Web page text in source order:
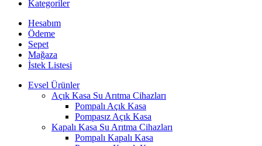
Kategoriler
Hesabım
Ödeme
Sepet
Mağaza
İstek Listesi
Evsel Ürünler
Açık Kasa Su Arıtma Cihazları
Pompalı Açık Kasa
Pompasız Açık Kasa
Kapalı Kasa Su Arıtma Cihazları
Pompalı Kapalı Kasa